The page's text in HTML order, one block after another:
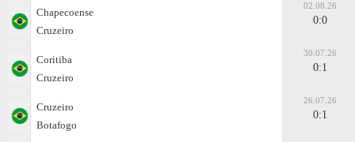
Chapecoense
Cruzeiro
02.08.26
0:0
Coritiba
Cruzeiro
30.07.26
0:1
Cruzeiro
Botafogo
26.07.26
0:1